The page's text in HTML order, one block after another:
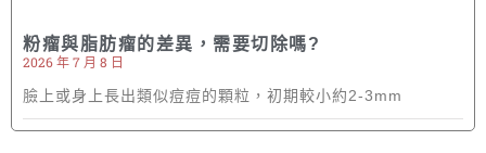
粉瘤與脂肪瘤的差異，需要切除嗎?
2026 年 7 月 8 日
臉上或身上長出類似痘痘的顆粒，初期較小約2-3mm